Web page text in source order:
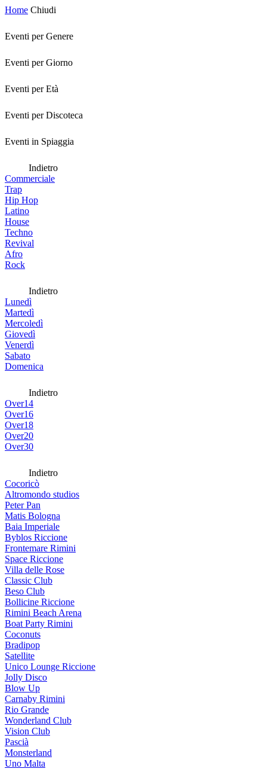
Home Chiudi
Eventi per Genere
Eventi per Giorno
Eventi per Età
Eventi per Discoteca
Eventi in Spiaggia
Indietro
Commerciale
Trap
Hip Hop
Latino
House
Techno
Revival
Afro
Rock
Indietro
Lunedì
Martedì
Mercoledì
Giovedì
Venerdì
Sabato
Domenica
Indietro
Over14
Over16
Over18
Over20
Over30
Indietro
Cocoricò
Altromondo studios
Peter Pan
Matis Bologna
Baia Imperiale
Byblos Riccione
Frontemare Rimini
Space Riccione
Villa delle Rose
Classic Club
Beso Club
Bollicine Riccione
Rimini Beach Arena
Boat Party Rimini
Coconuts
Bradipop
Satellite
Unico Lounge Riccione
Jolly Disco
Blow Up
Carnaby Rimini
Rio Grande
Wonderland Club
Vision Club
Pascià
Monsterland
Uno Malta